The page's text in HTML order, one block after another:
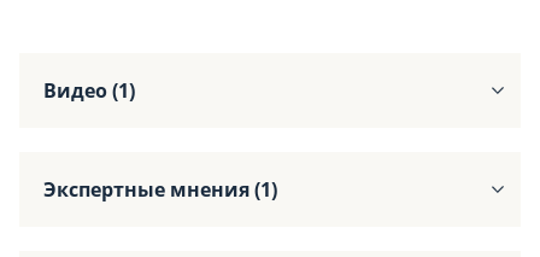
Видео (1)
Экспертные мнения (1)